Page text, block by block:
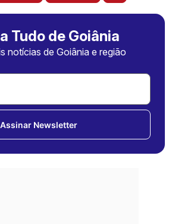
Tudo de Goiânia
notícias de Goiânia e região
Assinar Newsletter